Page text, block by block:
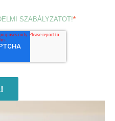
SZABÁLYZATOT!*